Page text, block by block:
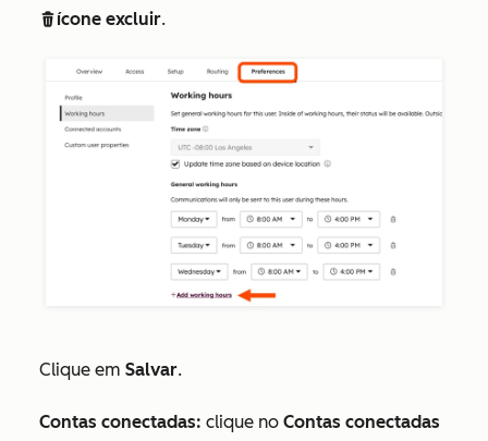
deleteIconícone excluir.
Clique em Salvar.
Contas conectadas: clique no Contas conectadas